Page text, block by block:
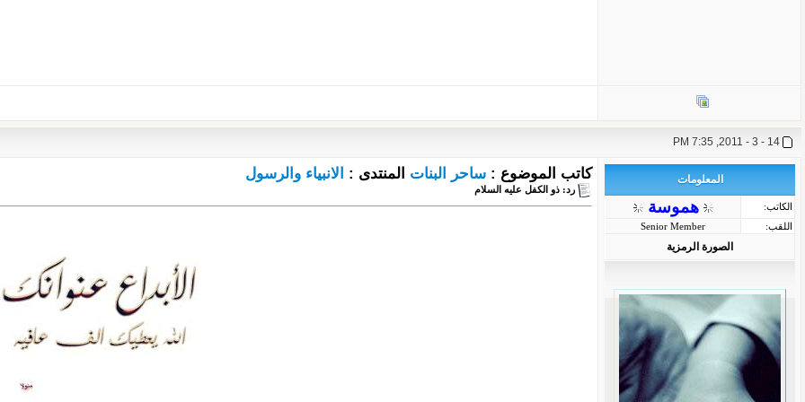
المعلومات
الكاتب: هموسة
اللقب: Senior Member
الصورة الرمزية
كاتب الموضوع : ساحر البنات المنتدى : الانبياء والرسول
رد: ذو الكفل عليه السلام